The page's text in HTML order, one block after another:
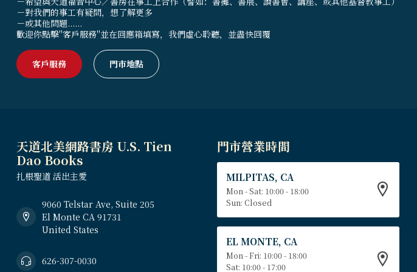
－對我們的事工有疑問，想了解更多
－或其他問題......
歡迎你點擊"客戶服務"並在回應箱填寫，我們虛心聆聽，並盡快回覆
客戶服務 門市地點
天道北美網路書房 U.S. Tien
Dao Books
扎根聖道 活出主愛
9060 Telstar Ave, Suite 205
El Monte CA 91731
United States
626-307-0030
門市營業時間
MILPITAS, CA
Mon - Sat: 10:00 - 18:00
Sun: Closed
EL MONTE, CA
Mon - Fri: 10:00 - 18:00
Sat: 10:00 - 17:00